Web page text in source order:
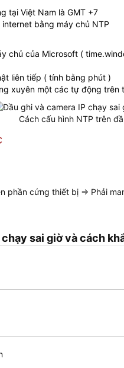
tại Việt Nam là GMT +7
bằng máy chủ NTP
chủ của Microsoft (
liên tiếp ( tính bằng phút )
xuyên một các tự động trên
Cách cấu hình NTP trên
phần cứng thiết bị => Phải
sai giờ và cách